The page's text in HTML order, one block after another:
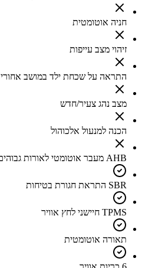
חניה אוטומטית
זיהוי מצב עייפות
התראה על שכחת ילד במושב אחורי
מצב נהג צעיר/חדש
הכנה למנעול אלכוהול
AHB מעבר אוטומטי לאורות גבוהים
SBR התראת חגורת בטיחות
TPMS חיישני לחץ אוויר
תאורה אוטומטית